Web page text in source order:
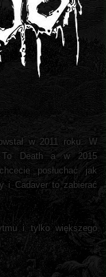
w 2011 roku. W
To Death a w 2015
posłuchać jak
i Cadaver to zabierać
i tylko większego